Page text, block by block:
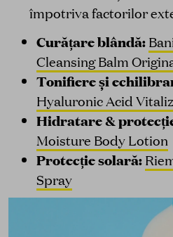
împotriva factorilor
Curățare blândă:
Cleansing Balm
Tonifiere și
Hyaluronic Acid
Hidratare &
Moisture Body Lotion
Protecție solară:
Spray